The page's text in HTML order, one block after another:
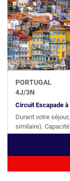
PORTUGAL
4J/3N
Circuit Escapade
Durant votre
similaire).